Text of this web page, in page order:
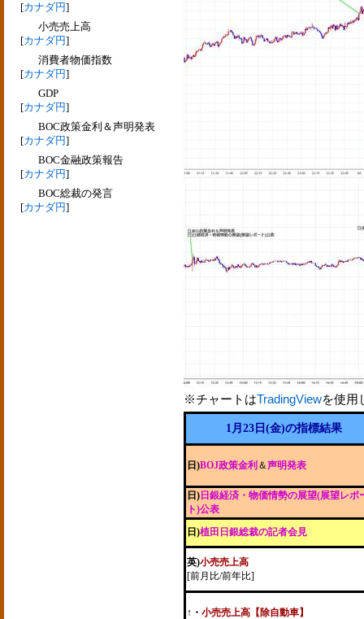
[カナダ円]
小売売上高
[カナダ円]
消費者物価指数
[カナダ円]
GDP
[カナダ円]
BOC政策金利＆声明発表
[カナダ円]
BOC金融政策報告
[カナダ円]
BOC総裁の発言
[カナダ円]
※チャートはTradingViewを使用
1月23日(金)の指標結果
日)BOJ政策金利 ＆声明発表
日) 日銀経済・物価情勢の展望(展望レポ
ト)公表
日)植田日銀総裁の記者会見
英)小売売上高
[前月比/前年比]
↑ ・ 小売売上高【除自動車】